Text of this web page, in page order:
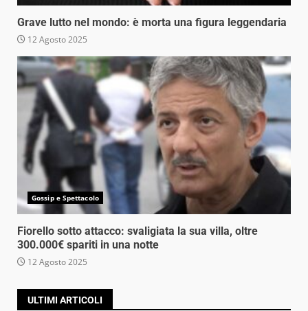
Grave lutto nel mondo: è morta una figura leggendaria
12 Agosto 2025
Gossip e Spettacolo
Fiorello sotto attacco: svaligiata la sua villa, oltre
300.000€ spariti in una notte
12 Agosto 2025
ULTIMI ARTICOLI